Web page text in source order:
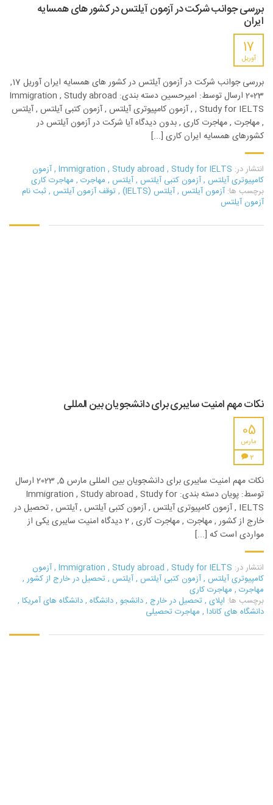
بررسی جوانب شرکت در آزمون آیلتس در کشور های همسایه
ایران
17
آوریل
بررسی جوانب شرکت در آزمون آیلتس در کشور های همسایه ایران آوریل 17,
2023 ارسال توسط: امیرحسین دسته بندی: Immigration , Study abroad
, Study for IELTS , آزمون کامپیوتری آیلتس , آزمون کتبی آیلتس , آیلتس
, مهاجرت , مهاجرت کاری , بدون دیدگاه آیا شرکت در آزمون آیلتس در
کشورهای همسایه ایران کاری [...]
انتشار در: Immigration , Study abroad , Study for IELTS
,آزمون
کامپیوتری آیلتس ,آزمون کتبی آیلتس ,آیلتس , مهاجرت , مهاجرت کاری
برچسب ها: آزمون آیلتس ,آیلتس (IELTS) , توقف آزمون آیلتس ,ثبت نام
آزمون آیلتس
نکات مهم امنیت سایبری برای دانشجویان بین المللی
05
مارس
2
نکات مهم امنیت سایبری برای دانشجویان بین المللی مارس 5, 2023 ارسال
توسط: پویان دسته بندی: Immigration , Study abroad , Study for
IELTS , آزمون کامپیوتری آیلتس , آزمون کتبی آیلتس , آیلتس , تحصیل در
خارج از کشور , مهاجرت , مهاجرت کاری , 2 دیدگاه امنیت سایبری یکی از
مواردی است که [...]
انتشار در: Immigration , Study abroad , Study for IELTS
,آزمون
کامپیوتری آیلتس ,آزمون کتبی آیلتس ,آیلتس , تحصیل در خارج از کشور ,
مهاجرت , مهاجرت کاری
برچسب ها: اپلای , تحصیل در خارج ,دانشجو ,دانشگاه ,دانشگاه های آمریکا ,
دانشگاه های کانادا , مهاجرت تحصیلی